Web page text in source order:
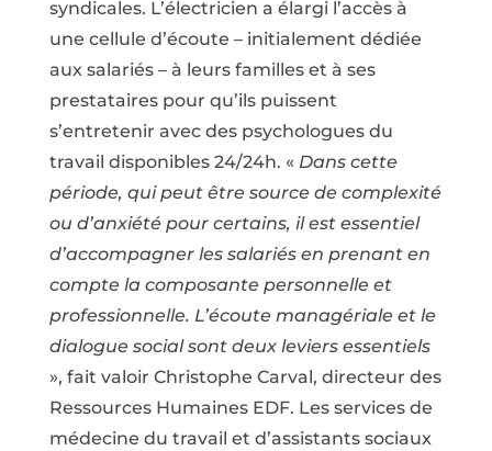
syndicales. L’électricien a élargi l’accès à
une cellule d’écoute – initialement dédiée
aux salariés – à leurs familles et à ses
prestataires pour qu’ils puissent
s’entretenir avec des psychologues du
travail disponibles 24/24h. « Dans cette
période, qui peut être source de complexité
ou d’anxiété pour certains, il est essentiel
d’accompagner les salariés en prenant en
compte la composante personnelle et
professionnelle. L’écoute managériale et le
dialogue social sont deux leviers essentiels
», fait valoir Christophe Carval, directeur des
Ressources Humaines EDF. Les services de
médecine du travail et d’assistants sociaux